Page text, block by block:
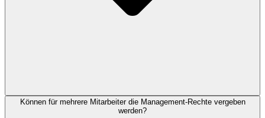
Können für mehrere Mitarbeiter die Management-Rechte vergeben
werden?